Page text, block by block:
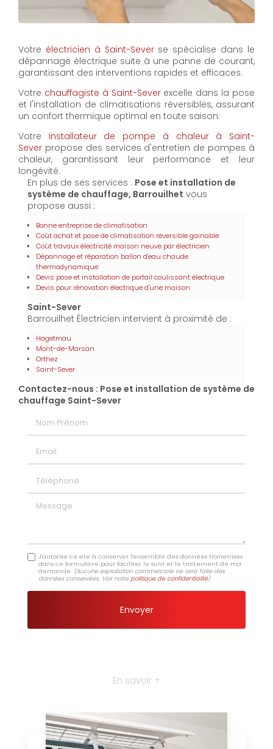
Votre électricien à Saint-Severse spécialise dans le
dépannage électrique suite à une panne de courant,
garantissant des interventions rapides et efficaces.
Votre chauffagiste à Saint-Severexcelle dans la pose
et l'installation de climatisations réversibles, assurant
un confort thermique optimal en toute saison.
Votre installateur de pompe à chaleur à Saint-
Sever propose des services d'entretien de pompes à
chaleur, garantissant leur performance et leur
longévité.
En plus de ses services : Pose et installation de
système de chauffage, Barrouilhet vous
propose aussi :
Bonne entreprise de climatisation
Coût achat et pose de climatisation réversible gainable
Coût travaux électricité maison neuve par électricien
Dépannage et réparation ballon d'eau chaude
thermodynamique
Devis pose et installation de portail coulissant électrique
Devis pour rénovation électrique d'une maison
Saint-Sever
Barrouilhet Électricien intervient à proximité de :
Hagetmau
Mont-de-Marsan
Orthez
Saint-Sever
Contactez-nous : Pose et installation de système de
chauffage Saint-Sever
Message
J'autorise ce site à conserver l'ensemble des données transmises
dans ce formulaire pour faciliter le suivi et le traitement de ma
demande. (Aucune exploitation commerciale ne sera faite des
données conservées. Voir notrepolitique de confidentialité)
En savoir +